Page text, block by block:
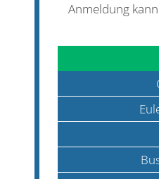
Anmeldung